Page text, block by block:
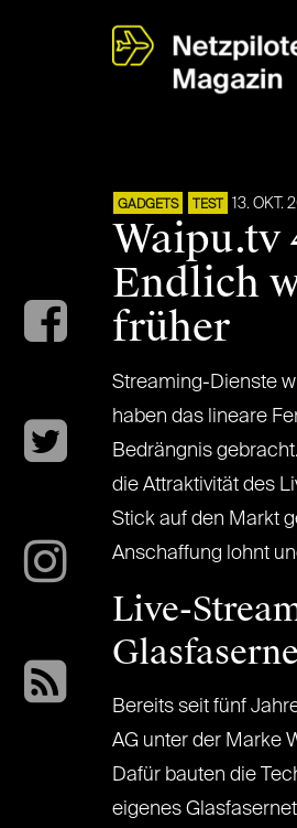
GADGETS TEST 13. OKT.
Waipu.tv
Endlich
früher
Streaming-Dienste
haben das lineare
Bedrängnis
die Attraktivität des
Stick auf den Markt
Anschaffung lohnt
Live-
Bereits seit fünf
AG unter der Marke
Dafür bauten die
eigenes